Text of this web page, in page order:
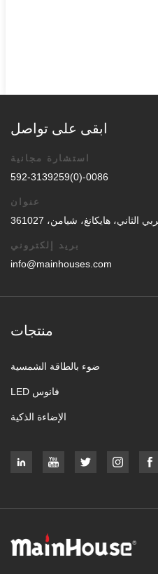
ابقى على تواصل
استشارة مجانية
0086-(0)592-3139259
عنوان
بريد إلكتروني
info@mainhouses.com
منتجات
ضوء بالطاقة الشمسية
فانوس LED
الإضاءة الذكية